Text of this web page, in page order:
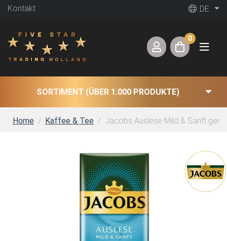
Kontakt DE
0
SORTIMENT (ÜBER 1.000 PRODUKTE)
Home Kaffee & Tee Jacobs Auslese Mild & Sanft